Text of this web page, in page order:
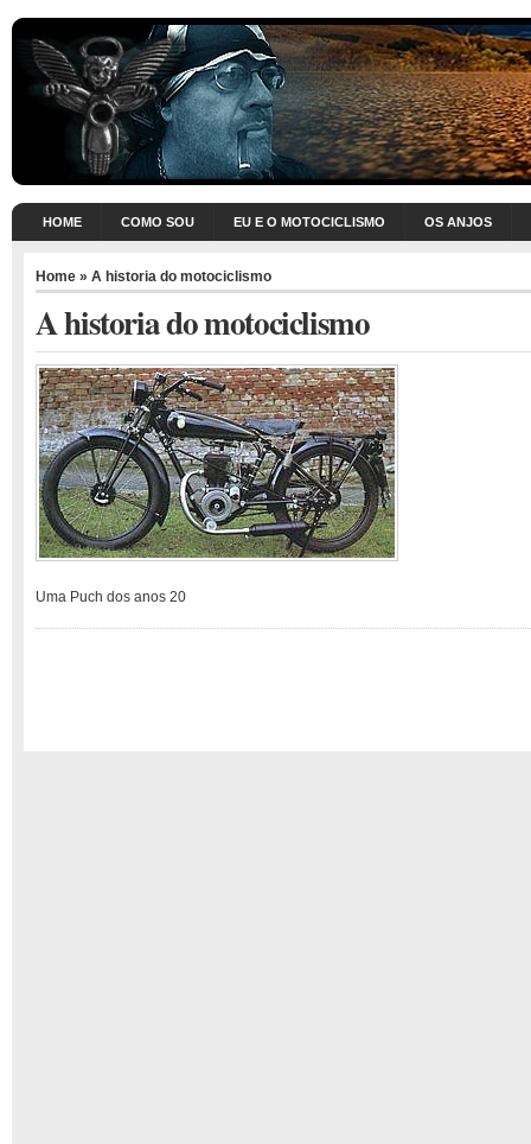
HOME COMO SOU EU E O MOTOCICLISMO OS ANJOS
Home » A historia do motociclismo
A historia do motociclismo
Uma Puch dos anos 20